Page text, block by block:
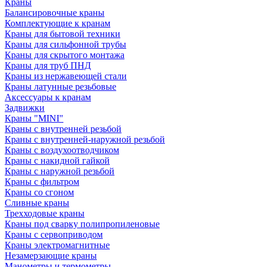
Балансировочные краны
Комплектующие к кранам
Краны для бытовой техники
Краны для сильфонной трубы
Краны для скрытого монтажа
Краны для труб ПНД
Краны из нержавеющей стали
Краны латунные резьбовые
Аксессуары к кранам
Задвижки
Краны "MINI"
Краны с внутренней резьбой
Краны с внутренней-наружной резьбой
Краны с воздухоотводчиком
Краны с накидной гайкой
Краны с наружной резьбой
Краны с фильтром
Краны со сгоном
Сливные краны
Трехходовые краны
Краны под сварку полипропиленовые
Краны с сервоприводом
Краны электромагнитные
Незамерзающие краны